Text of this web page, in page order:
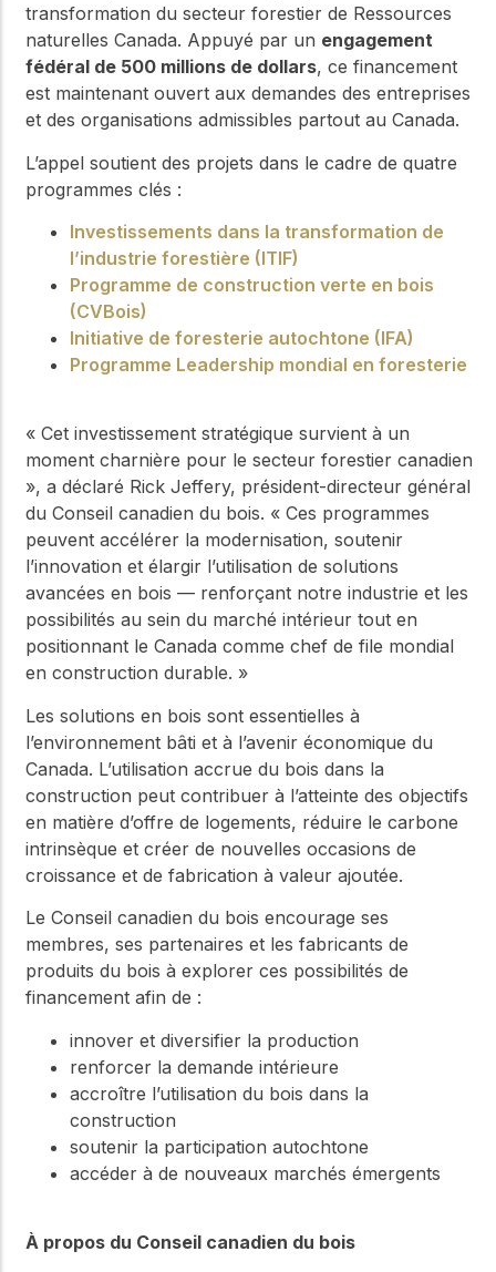
transformation du secteur forestier de Ressources
naturelles Canada. Appuyé par un engagement
fédéral de 500 millions de dollars, ce financement
est maintenant ouvert aux demandes des entreprises
et des organisations admissibles partout au Canada.
L’appel soutient des projets dans le cadre de quatre
programmes clés :
Investissements dans la transformation de
l’industrie forestière (ITIF)
Programme de construction verte en bois
(CVBois)
Initiative de foresterie autochtone (IFA)
Programme Leadership mondial en foresterie
« Cet investissement stratégique survient à un
moment charnière pour le secteur forestier canadien
», a déclaré Rick Jeffery, président-directeur général
du Conseil canadien du bois. « Ces programmes
peuvent accélérer la modernisation, soutenir
l’innovation et élargir l’utilisation de solutions
avancées en bois — renforçant notre industrie et les
possibilités au sein du marché intérieur tout en
positionnant le Canada comme chef de file mondial
en construction durable. »
Les solutions en bois sont essentielles à
l’environnement bâti et à l’avenir économique du
Canada. L’utilisation accrue du bois dans la
construction peut contribuer à l’atteinte des objectifs
en matière d’offre de logements, réduire le carbone
intrinsèque et créer de nouvelles occasions de
croissance et de fabrication à valeur ajoutée.
Le Conseil canadien du bois encourage ses
membres, ses partenaires et les fabricants de
produits du bois à explorer ces possibilités de
financement afin de :
innover et diversifier la production
renforcer la demande intérieure
accroître l’utilisation du bois dans la
construction
soutenir la participation autochtone
accéder à de nouveaux marchés émergents
À propos du Conseil canadien du bois